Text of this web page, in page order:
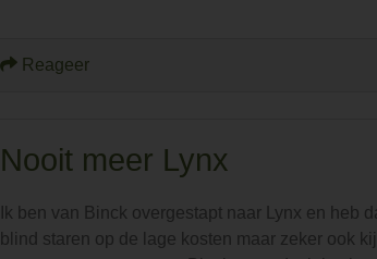
Reageer
Nooit meer Lynx
Ik ben van Binck overgestapt naar Lynx en heb
blind staren op de lage kosten maar zeker ook